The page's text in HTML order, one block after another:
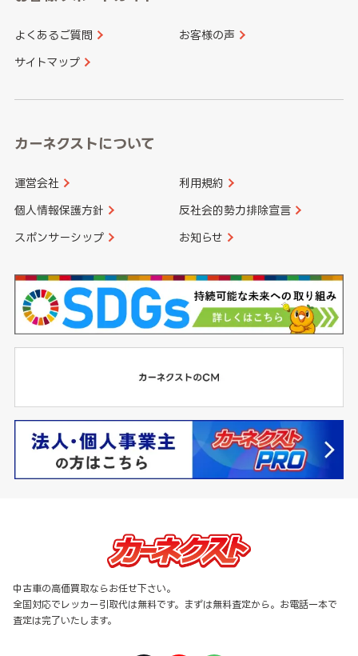
香川県 愛媛県
大分県 宮崎県
よくあるご質問 お客様の声
サイトマップ
カーネクストについて
運営会社 利用規約
個人情報保護方針 反社会的勢力排除宣言
スポンサーシップ お知らせ
中古車の高価買取ならお任せ下さい。
全国対応でレッカー引取代は無料です。まずは無料査定から。お電話一本で
査定は完了いたします。